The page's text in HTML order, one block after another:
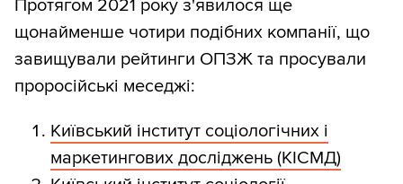
Протягом 2021 року з'явилося ще
щонайменше чотири подібних компанії, що
завищували рейтинги ОПЗЖ та просували
проросійські меседжі:
Київський інститут соціологічних і
маркетингових досліджень (КІСМД)